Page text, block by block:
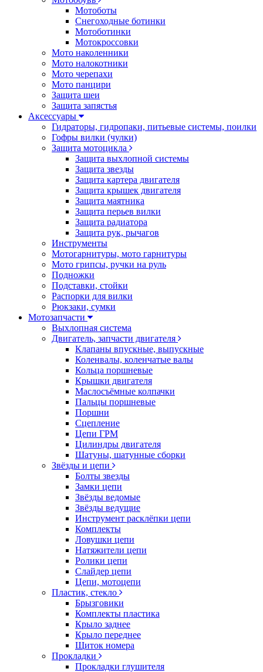
Мотоботы
Снегоходные ботинки
Мотоботинки
Мотокроссовки
Мото наколенники
Мото налокотники
Мото черепахи
Мото панцири
Защита шеи
Защита запястья
Аксессуары
Гидраторы, гидропаки, питьевые системы, поилки
Гофры вилки (чулки)
Защита мотоцикла
Защита выхлопной системы
Защита звезды
Защита картера двигателя
Защита крышек двигателя
Защита маятника
Защита перьев вилки
Защита радиатора
Защита рук, рычагов
Инструменты
Мотогарнитуры, мото гарнитуры
Мото грипсы, ручки на руль
Подножки
Подставки, стойки
Распорки для вилки
Рюкзаки, сумки
Мотозапчасти
Выхлопная система
Двигатель, запчасти двигателя
Клапаны впускные, выпускные
Коленвалы, коленчатые валы
Кольца поршневые
Крышки двигателя
Маслосъёмные колпачки
Пальцы поршневые
Поршни
Сцепление
Цепи ГРМ
Цилиндры двигателя
Шатуны, шатунные сборки
Звёзды и цепи
Болты звезды
Замки цепи
Звёзды ведомые
Звёзды ведущие
Инструмент расклёпки цепи
Комплекты
Ловушки цепи
Натяжители цепи
Ролики цепи
Слайдер цепи
Цепи, мотоцепи
Пластик, стекло
Брызговики
Комплекты пластика
Крыло заднее
Крыло переднее
Щиток номера
Прокладки
Прокладки глушителя